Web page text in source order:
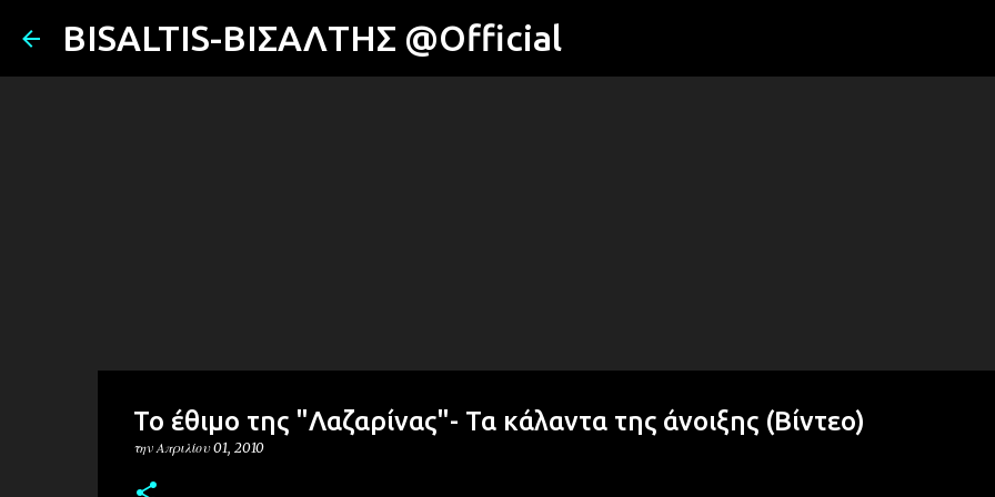
BISALTIS-ΒΙΣΑΛΤΗΣ @Official
Το έθιμο της "Λαζαρίνας"- Τα κάλαντα της άνοιξης (Βίντεο)
τηνΑπριλίου 01, 2010